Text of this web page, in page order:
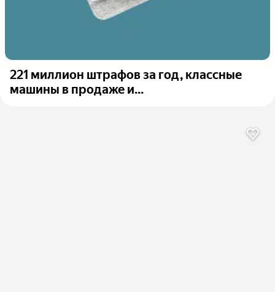
221 миллион штрафов за год, классные
машины в продаже и...